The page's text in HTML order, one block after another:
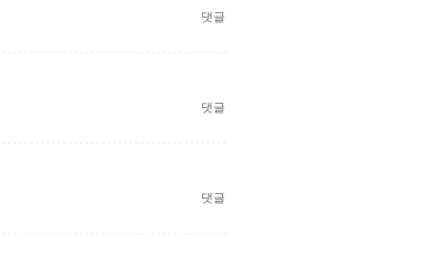
댓글
댓글
댓글